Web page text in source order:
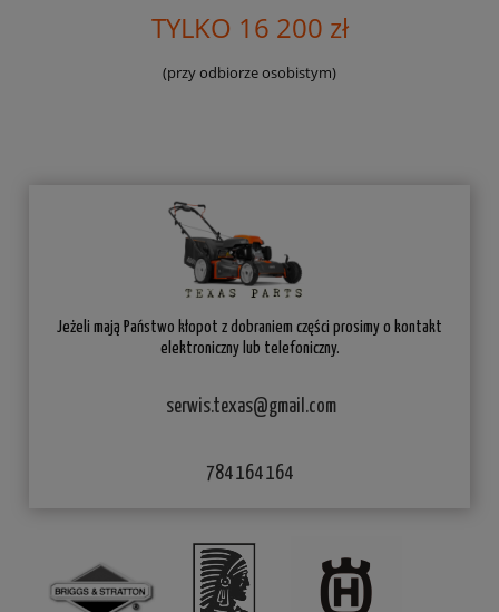
TYLKO 16 200 zł
(przy odbiorze osobistym)
Jeżeli mają Państwo kłopot z dobraniem części prosimy o kontakt
elektroniczny lub telefoniczny.
serwis.texas@gmail.com
784 164 164